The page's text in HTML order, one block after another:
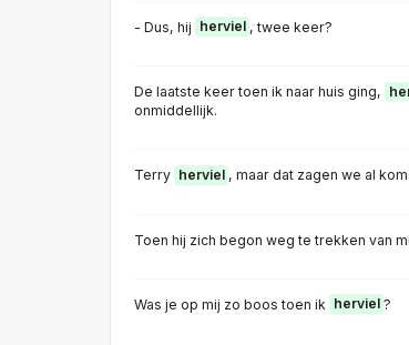
- Dus, hij herviel , twee keer?
De laatste keer toen ik naar huis ging,
onmiddellijk.
Terry herviel , maar dat zagen we al
Toen hij zich begon weg te trekken van
Was je op mij zo boos toen ik herviel ?